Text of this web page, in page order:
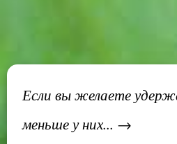
Если вы желаете
меньше у них... →